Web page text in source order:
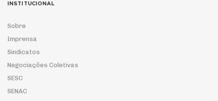
INSTITUCIONAL
Sobre
Imprensa
Sindicatos
Negociações Coletivas
SESC
SENAC